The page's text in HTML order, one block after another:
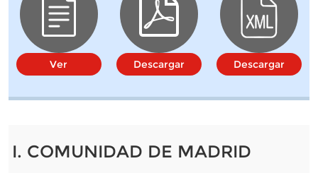
Ver Descargar Descargar
I. COMUNIDAD DE MADRID